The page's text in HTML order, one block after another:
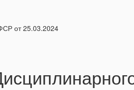
от 25.03.2024